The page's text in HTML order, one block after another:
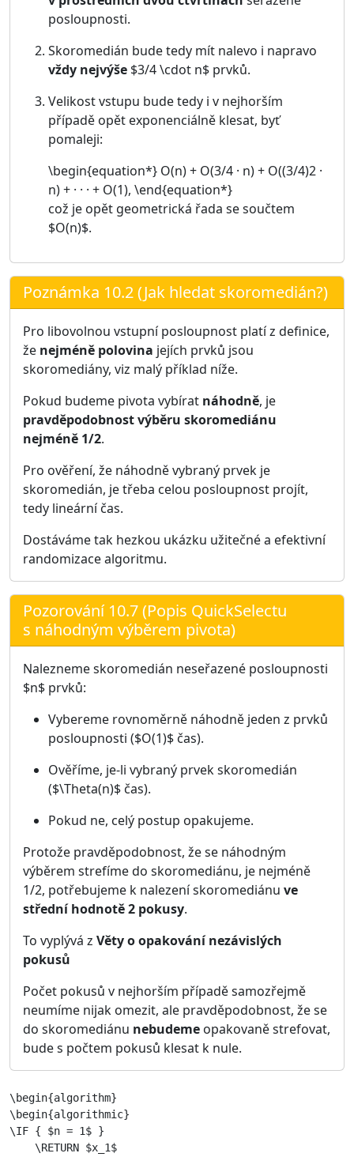
posloupnosti.
Skoromedián bude tedy mít nalevo i napravo
vždy nejvýše $3/4 \cdot n$ prvků.
Velikost vstupu bude tedy i v nejhorším
případě opět exponenciálně klesat, byť
pomaleji:
\begin{equation*} O(n) + O(3/4 · n) + O((3/4)2 ·
n) + · · · + O(1), \end{equation*}
což je opět geometrická řada se součtem
$O(n)$.
Poznámka 10.2 (Jak hledat skoromedián?)
Pro libovolnou vstupní posloupnost platí z definice,
že nejméně polovina jejích prvků jsou
skoromediány, viz malý příklad níže.
Pokud budeme pivota vybírat náhodně, je
pravděpodobnost výběru skoromediánu
nejméně 1/2.
Pro ověření, že náhodně vybraný prvek je
skoromedián, je třeba celou posloupnost projít,
tedy lineární čas.
Dostáváme tak hezkou ukázku užitečné a efektivní
randomizace algoritmu.
Pozorování 10.7 (Popis QuickSelectu
s náhodným výběrem pivota)
Nalezneme skoromedián neseřazené posloupnosti
$n$ prvků:
Vybereme rovnoměrně náhodně jeden z prvků
posloupnosti ($O(1)$ čas).
Ověříme, je-li vybraný prvek skoromedián
($\Theta(n)$ čas).
Pokud ne, celý postup opakujeme.
Protože pravděpodobnost, že se náhodným
výběrem strefíme do skoromediánu, je nejméně
1/2, potřebujeme k nalezení skoromediánu ve
střední hodnotě 2 pokusy.
To vyplývá z Věty o opakování nezávislých
pokusů
Počet pokusů v nejhorším případě samozřejmě
neumíme nijak omezit, ale pravděpodobnost, že se
do skoromediánu nebudeme opakovaně strefovat,
bude s počtem pokusů klesat k nule.
\begin{algorithm}
\begin{algorithmic}
\IF { $n = 1$ }
    \RETURN $x_1$